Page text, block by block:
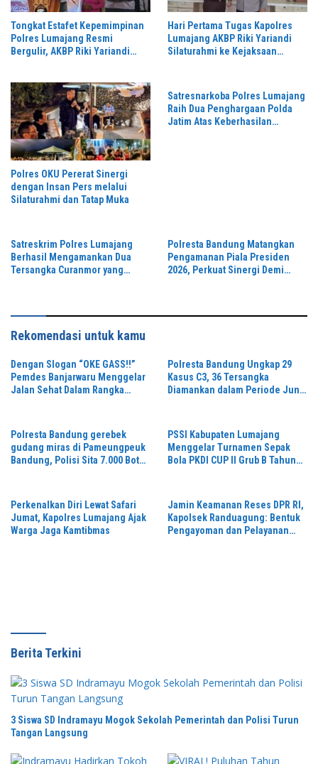
Tongkat Estafet Kepemimpinan
Polres Lumajang Resmi
Bergulir, AKBP Riki Yariandi
Hari Pertama Tugas Kapolres
Lumajang AKBP Riki Yariandi
Silaturahmi ke Kejaksaan
Polres OKU Pererat Sinergi
dengan Insan Pers melalui
Silaturahmi dan Tatap Muka
Satresnarkoba Polres Lumajang
Raih Dua Penghargaan Polda
Jatim Atas Keberhasilan
Satreskrim Polres Lumajang
Berhasil Mengamankan Dua
Tersangka Curanmor yang
Polresta Bandung Matangkan
Pengamanan Piala Presiden
2026, Perkuat Sinergi Demi
Rekomendasi untuk kamu
Dengan Slogan “OKE GASS!!”
Pemdes Banjarwaru Menggelar
Jalan Sehat Dalam Rangka
Polresta Bandung Ungkap 29
Kasus C3, 36 Tersangka
Diamankan dalam Periode Juni-
Polresta Bandung gerebek
gudang miras di Pameungpeuk
Bandung, Polisi Sita 7.000 Botol
PSSI Kabupaten Lumajang
Menggelar Turnamen Sepak
Bola PKDI CUP II Grub B Tahun
Perkenalkan Diri Lewat Safari
Jumat, Kapolres Lumajang Ajak
Warga Jaga Kamtibmas
Jamin Keamanan Reses DPR RI,
Kapolsek Randuagung: Bentuk
Pengayoman dan Pelayanan
Berita Terkini
3 Siswa SD Indramayu Mogok Sekolah Pemerintah dan Polisi Turun
Tangan Langsung